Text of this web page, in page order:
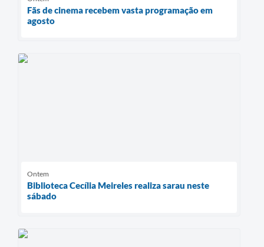
Fãs de cinema recebem vasta programação em
agosto
Ontem
Biblioteca Cecília Meireles realiza sarau neste
sábado